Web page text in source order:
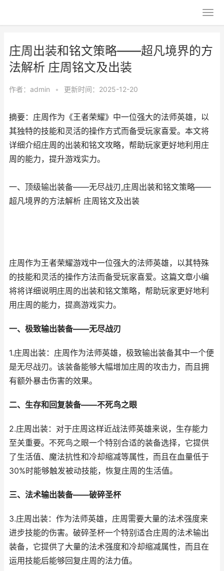
庄周出装和铭文策略——超凡境界的方
法解析 庄周铭文及出装
作者： admin • 更新时间：2025-12-20
摘要：庄周作为《王者荣耀》中一位强大的法师英雄，以
其独特的技能和灵活的操作方式而备受玩家喜爱。本文将
详细介绍庄周的出装和铭文攻略，帮助玩家更好地利用庄
周的能力，提升游戏实力。
一、顶级输出装备——无尽战刃,庄周出装和铭文策略——
超凡境界的方法解析 庄周铭文及出装
庄周作为王者荣耀游戏中一位强大的法师英雄，以其特殊
的技能和灵活的操作方法而备受玩家喜爱。这篇文章小编
将将详细说明庄周的出装和铭文策略，帮助玩家更好地利
用庄周的能力，提高游戏实力。
一、极致输出装备——无尽战刃
1.庄周出装：庄周作为法师英雄，极致输出装备其中一个便
是无尽战刃。该装备能够大幅增加庄周的攻击力，而且拥
有额外暴击伤害的效果。
二、生存和回复装备——不死鸟之眼
2.庄周出装：对于庄周这样近战法师英雄来说，生存能力
至关重要。不死鸟之眼一个特别合适的装备选择，它提供
了生活值、魔法抗性和冷却缩减等属性，而且在血量低于
30%时能够触发被动技能，恢复庄周的生活值。
三、法术输出装备——破碎圣杯
3.庄周出装：作为法师英雄，庄周需要大量的法术强度来
进步技能的伤害。破碎圣杯一个特别适合庄周的法术输出
装备，它提供了大量的法术强度和冷却缩减属性，而且在
运用技能后能够回复庄周的法力值。